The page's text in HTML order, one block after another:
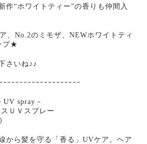
作“ホワイトティー”の香りも仲間入
、No.2のミモザ、NEWホワイトティ
プ★
さいね♪♪
ｰｰｰｰｰｰｰｰｰｰｰｰｰｰｰｰｰｰ
UV spray－
ＵＶスプレー
から髪を守る「香る」UVケア。ヘア